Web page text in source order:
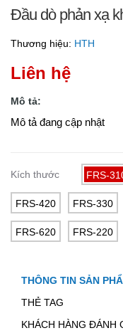
Đầu dò phản xạ
Thương hiệu: HTH
Liên hệ
Mô tả:
Mô tả đang cập nhật
Kích thước FRS-
FRS-420 FRS-330
FRS-620 FRS-220
THÔNG TIN SẢN
THẺ TAG
KHÁCH HÀNG ĐÁNH